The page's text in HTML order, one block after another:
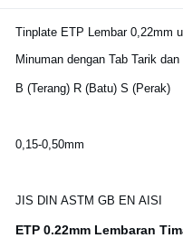
Tinplate ETP Lembar 0,22mm
Minuman dengan Tab Tarik
B (Terang) R (Batu) S (Perak)
0,15-0,50mm
JIS DIN ASTM GB EN AISI
ETP 0.22mm Lembaran